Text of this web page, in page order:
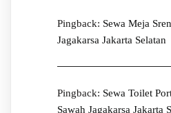
Pingback: Sewa Meja
Jagakarsa Jakarta Selatan
Pingback: Sewa Toilet
Sawah Jagakarsa Jakarta